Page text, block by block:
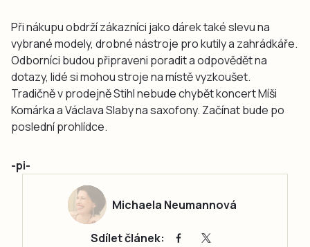
Při nákupu obdrží zákazníci jako dárek také slevu na
vybrané modely, drobné nástroje pro kutily a zahrádkáře.
Odborníci budou připraveni poradit a odpovědět na
dotazy, lidé si mohou stroje na místě vyzkoušet.
Tradičně v prodejně Stihl nebude chybět koncert Míši
Komárka a Václava Slaby na saxofony. Začínat bude po
poslední prohlídce.
-pi-
Michaela Neumannová
Sdílet článek: